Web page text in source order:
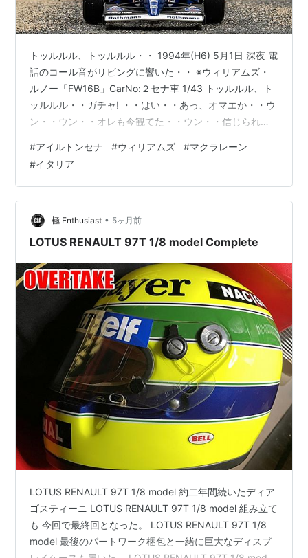
トッルルル、トッルルル・・ 1994年(H6) 5月1日 深夜 電
話のコール音がリビングに響いた・・ ※ウィリアムズ・
ルノー「FW16B」CarNo:２セナ車 1/43 トッルルル、ト
ッルルル・・ガチャ! ・・はい・・あっ、オマエか・・ウ
ン・・ウン・・オレも今観てた・・ウン・・信じられん
らだった。内容は、F1レーサー、アイルトンセナがサン
マリノGPで事故死したと、悲報を知らせる電話だっ
た・・ [当時の事は今でも鮮明に覚えていて、同時期ワタ
シも衛星TV中継でレースシーンをリアルタイムで観てい
た。そんな事で、そのアクシデントは知ってはいた・・
本当…
#アイルトンセナ #ウィリアムズ #マクラレーン
#イタリア
極 Enthusiast • 5ヶ月前
LOTUS RENAULT 97T 1/8 model Complete
LOTUS RENAULT 97T 1/8 model 約二年間続いたディア
ゴスティーニ LOTUS RENAULT 97T 1/8 model 組み立て
も 今回で最終回となった。 LOTUS RENAULT 97T 1/8
model 最後のパートワーク梱包と一緒に巨大なディスプ